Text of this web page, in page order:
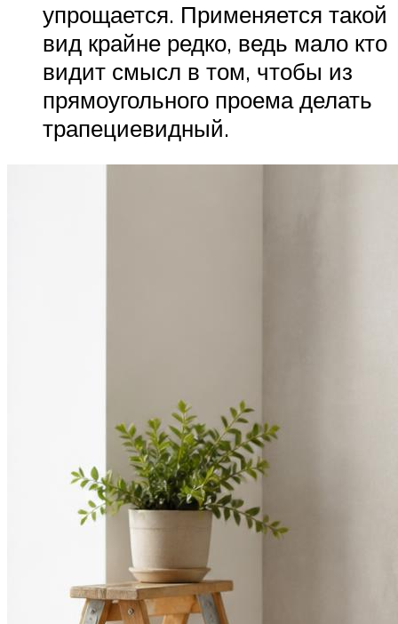
упрощается. Применяется такой
вид крайне редко, ведь мало кто
видит смысл в том, чтобы из
прямоугольного проема делать
трапециевидный.